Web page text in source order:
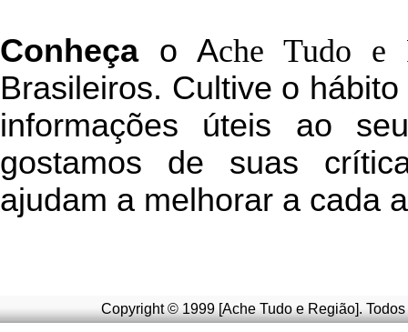
Conheçao Ache Tudo e
Brasileiros. Cultive o
informações úteis ao
gostamos de suas
ajudam a melhorar a cada
Copyright © 1999 [Ache Tudo e Região].